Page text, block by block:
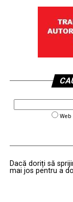
Web
Dacă doriți să
mai jos pentru a